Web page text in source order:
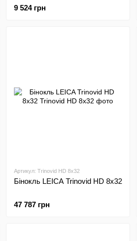
9 524 грн
Артикул: Trinovid HD 8x32
Бінокль LEICA Trinovid HD 8x32
47 787 грн